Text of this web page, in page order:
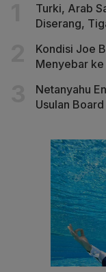
Turki, Arab
Diserang,
Kondisi Joe
Menyebar ke
Netanyahu
Usulan